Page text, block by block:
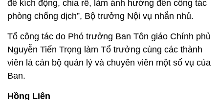
để kích động, chia rẽ, làm ảnh hưởng đến công tác
phòng chống dịch”, Bộ trưởng Nội vụ nhắn nhủ.
Tổ công tác do Phó trưởng Ban Tôn giáo Chính phủ
Nguyễn Tiến Trọng làm Tổ trưởng cùng các thành
viên là cán bộ quản lý và chuyên viên một số vụ của
Ban.
Hồng Liên